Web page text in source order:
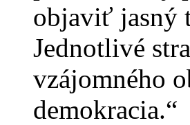
objaviť jasný
Jednotlivé
vzájomného
demokracia.“